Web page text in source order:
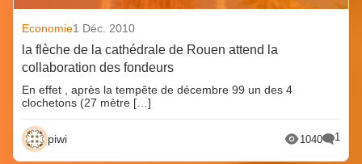
Economie1 Déc. 2010
la flèche de la cathédrale de Rouen attend la
collaboration des fondeurs
En effet , après la tempête de décembre 99 un des 4
clochetons (27 mètre […]
piwi 1040 1